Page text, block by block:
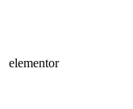
elementor